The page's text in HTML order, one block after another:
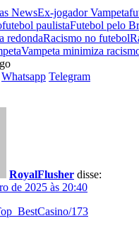
NewsEx-jogador Vampeta
futebol paulistaFutebol pelo
redondaRacismo no futebol
Vampeta minimiza
Whatsapp Telegram
RoyalFlusher disse:
de 2025 às 20:40
173